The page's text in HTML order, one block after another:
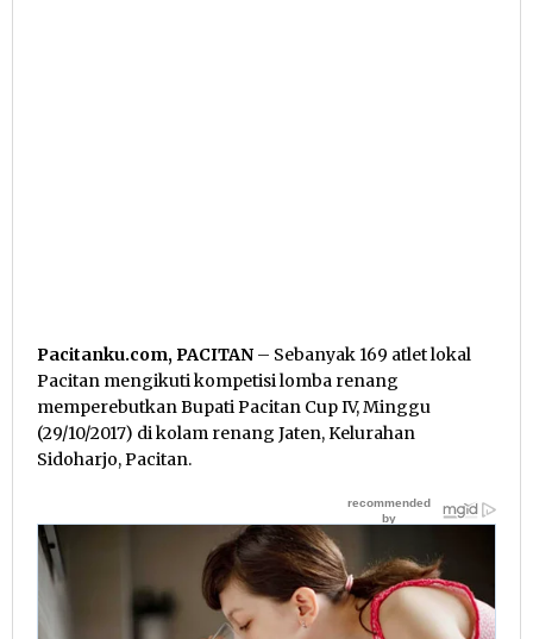
Pacitanku.com, PACITAN – Sebanyak 169 atlet lokal
Pacitan mengikuti kompetisi lomba renang
memperebutkan Bupati Pacitan Cup IV, Minggu
(29/10/2017) di kolam renang Jaten, Kelurahan
Sidoharjo, Pacitan.